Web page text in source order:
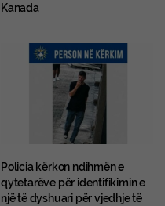
Kanada
Policia kërkon ndihmën e
qytetarëve për identifikimin e
një të dyshuari për vjedhje të